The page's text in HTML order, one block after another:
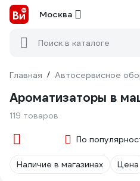
Москва
Поиск в каталоге
Главная / Автосервисное
Ароматизаторы в
119 товаров
По
Наличие в магазинах Цена